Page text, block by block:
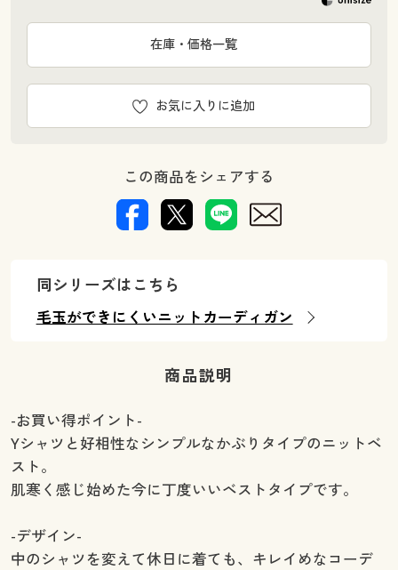
お気に入りに追加
在庫・価格一覧
この商品をシェアする
同シリーズはこちら
毛玉ができにくいニットカーディガン
商品説明
-お買い得ポイント-
Yシャツと好相性なシンプルなかぶりタイプのニットベ
スト。
肌寒く感じ始めた今に丁度いいベストタイプです。
-デザイン-
中のシャツを変えて休日に着ても、キレイめなコーデ